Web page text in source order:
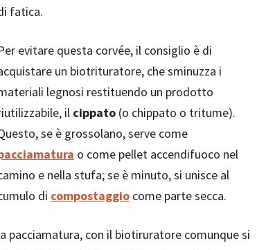
fatica.
evitare questa corvée, il consiglio è di
un biotrituratore, che sminuzza i
legnosi restituendo un prodotto
il cippato (o chippato o tritume).
se è grossolano, serve come
o come pellet accendifuoco nel
e nella stufa; se è minuto, si unisce al
di compostaggio come parte secca.
pacciamatura, con il biotiruratore comunque si